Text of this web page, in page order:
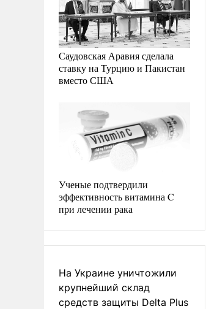
Саудовская Аравия сделала
ставку на Турцию и Пакистан
вместо США
Ученые подтвердили
эффективность витамина C
при лечении рака
На Украине уничтожили
крупнейший склад
средств защиты Delta Plus